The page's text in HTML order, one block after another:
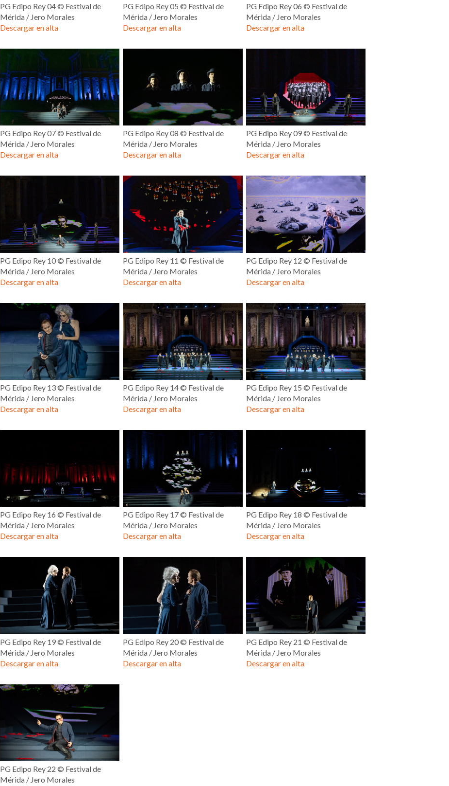
PG Edipo Rey 04 © Festival de
Mérida / Jero Morales
Descargar en alta
PG Edipo Rey 05 © Festival de
Mérida / Jero Morales
Descargar en alta
PG Edipo Rey 06 © Festival de
Mérida / Jero Morales
Descargar en alta
PG Edipo Rey 07 © Festival de
Mérida / Jero Morales
Descargar en alta
PG Edipo Rey 08 © Festival de
Mérida / Jero Morales
Descargar en alta
PG Edipo Rey 09 © Festival de
Mérida / Jero Morales
Descargar en alta
PG Edipo Rey 10 © Festival de
Mérida / Jero Morales
Descargar en alta
PG Edipo Rey 11 © Festival de
Mérida / Jero Morales
Descargar en alta
PG Edipo Rey 12 © Festival de
Mérida / Jero Morales
Descargar en alta
PG Edipo Rey 13 © Festival de
Mérida / Jero Morales
Descargar en alta
PG Edipo Rey 14 © Festival de
Mérida / Jero Morales
Descargar en alta
PG Edipo Rey 15 © Festival de
Mérida / Jero Morales
Descargar en alta
PG Edipo Rey 16 © Festival de
Mérida / Jero Morales
Descargar en alta
PG Edipo Rey 17 © Festival de
Mérida / Jero Morales
Descargar en alta
PG Edipo Rey 18 © Festival de
Mérida / Jero Morales
Descargar en alta
PG Edipo Rey 19 © Festival de
Mérida / Jero Morales
Descargar en alta
PG Edipo Rey 20 © Festival de
Mérida / Jero Morales
Descargar en alta
PG Edipo Rey 21 © Festival de
Mérida / Jero Morales
Descargar en alta
PG Edipo Rey 22 © Festival de
Mérida / Jero Morales